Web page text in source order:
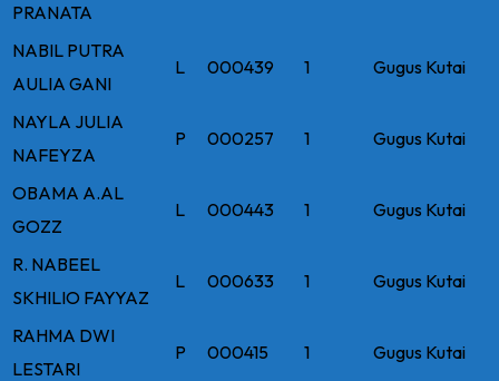
PRANATA
NABIL PUTRA
AULIA GANI
L 000439 1 Gugus Kutai
NAYLA JULIA
NAFEYZA
P 000257 1 Gugus Kutai
OBAMA A.AL
GOZZ
L 000443 1 Gugus Kutai
R. NABEEL
SKHILIO FAYYAZ
L 000633 1 Gugus Kutai
RAHMA DWI
LESTARI
P 000415 1 Gugus Kutai